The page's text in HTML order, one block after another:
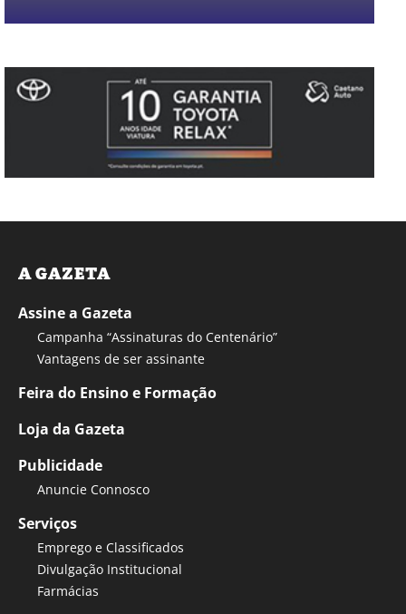
A GAZETA
Assine a Gazeta
Campanha “Assinaturas do Centenário”
Vantagens de ser assinante
Feira do Ensino e Formação
Loja da Gazeta
Publicidade
Anuncie Connosco
Serviços
Emprego e Classificados
Divulgação Institucional
Farmácias